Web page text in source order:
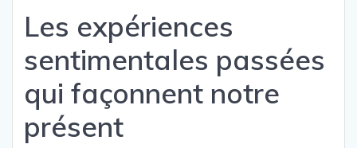
Les expériences
sentimentales passées
qui façonnent notre
présent